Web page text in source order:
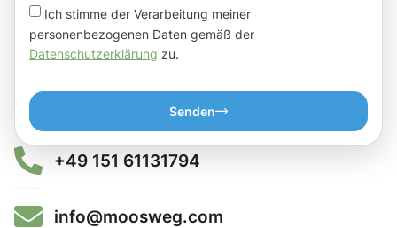
Ich stimme der Verarbeitung meiner
personenbezogenen Daten gemäß der
Datenschutzerklärung zu.
Senden
+49 151 61131794
info@moosweg.com